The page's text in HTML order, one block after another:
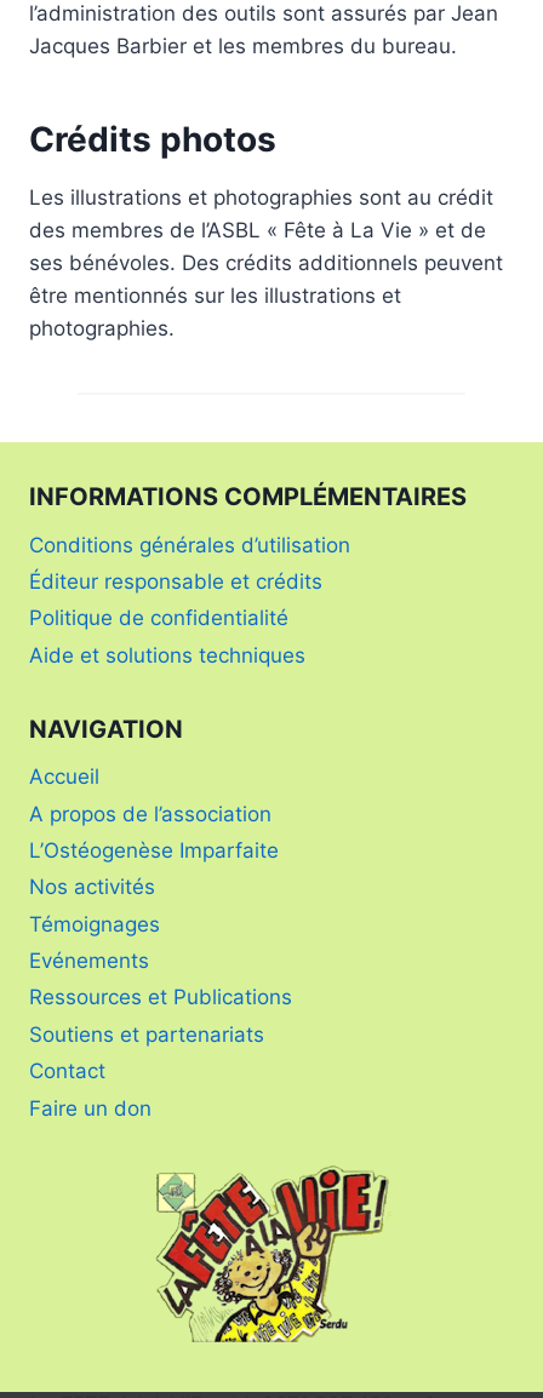
l’administration des outils sont assurés par Jean
Jacques Barbier et les membres du bureau.
Crédits photos
Les illustrations et photographies sont au crédit
des membres de l’ASBL « Fête à La Vie » et de
ses bénévoles. Des crédits additionnels peuvent
être mentionnés sur les illustrations et
photographies.
INFORMATIONS COMPLÉMENTAIRES
Conditions générales d’utilisation
Éditeur responsable et crédits
Politique de confidentialité
Aide et solutions techniques
NAVIGATION
Accueil
A propos de l’association
L’Ostéogenèse Imparfaite
Nos activités
Témoignages
Evénements
Ressources et Publications
Soutiens et partenariats
Contact
Faire un don